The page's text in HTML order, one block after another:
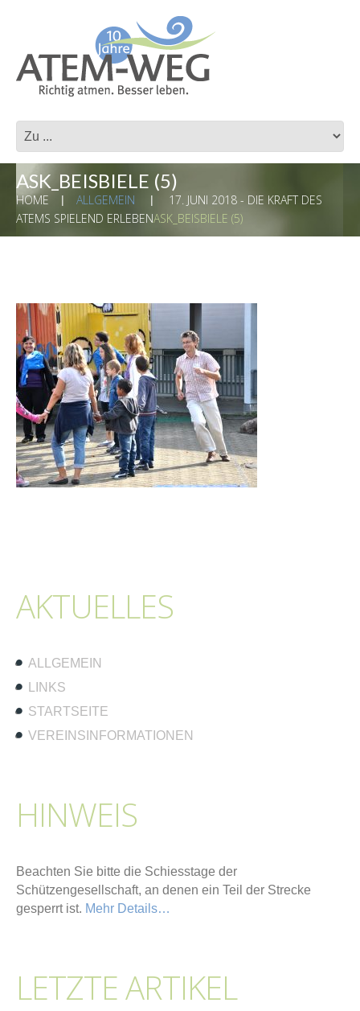
ASK_BEISBIELE (5)
HOME ALLGEMEIN
17. JUNI 2018 - DIE KRAFT DES
ATEMS SPIELEND ERLEBENASK_BEISBIELE (5)
AKTUELLES
ALLGEMEIN
LINKS
STARTSEITE
VEREINSINFORMATIONEN
HINWEIS
Beachten Sie bitte die Schiesstage der
Schützengesellschaft, an denen ein Teil der Strecke
gesperrt ist. Mehr Details…
LETZTE ARTIKEL